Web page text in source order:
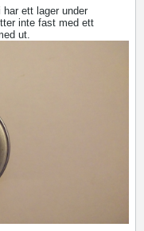
ett lager under
inte fast med ett
ut.